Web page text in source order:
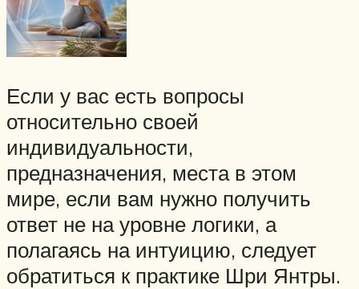
Если у вас есть вопросы
относительно своей
индивидуальности,
предназначения, места в этом
мире, если вам нужно получить
ответ не на уровне логики, а
полагаясь на интуицию, следует
обратиться к практике Шри Янтры.